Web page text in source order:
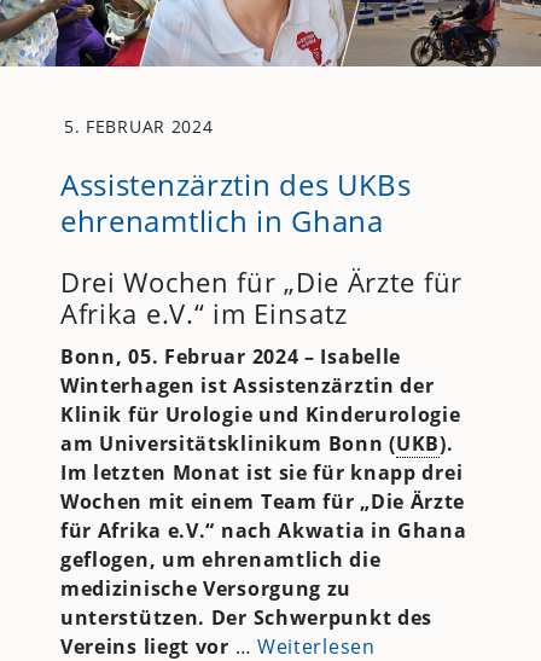
5. FEBRUAR 2024
Assistenzärztin des UKBs
ehrenamtlich in Ghana
Drei Wochen für „Die Ärzte für
Afrika e.V.“ im Einsatz
Bonn, 05. Februar 2024 – Isabelle
Winterhagen ist Assistenzärztin der
Klinik für Urologie und Kinderurologie
am Universitätsklinikum Bonn (UKB).
Im letzten Monat ist sie für knapp drei
Wochen mit einem Team für „Die Ärzte
für Afrika e.V.“ nach Akwatia in Ghana
geflogen, um ehrenamtlich die
medizinische Versorgung zu
unterstützen. Der Schwerpunkt des
Vereins liegt vor … Weiterlesen